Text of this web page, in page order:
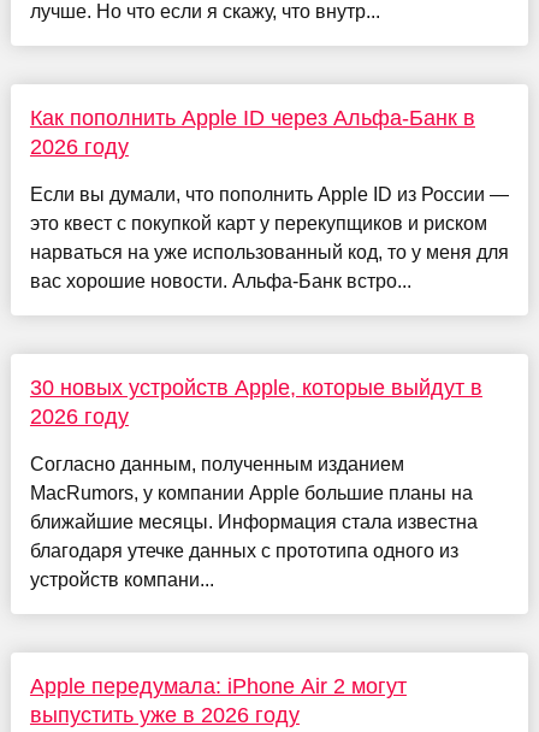
лучше. Но что если я скажу, что внутр...
Как пополнить Apple ID через Альфа-Банк в
2026 году
Если вы думали, что пополнить Apple ID из России —
это квест с покупкой карт у перекупщиков и риском
нарваться на уже использованный код, то у меня для
вас хорошие новости. Альфа-Банк встро...
30 новых устройств Apple, которые выйдут в
2026 году
Согласно данным, полученным изданием
MacRumors, у компании Apple большие планы на
ближайшие месяцы. Информация стала известна
благодаря утечке данных с прототипа одного из
устройств компани...
Apple передумала: iPhone Air 2 могут
выпустить уже в 2026 году